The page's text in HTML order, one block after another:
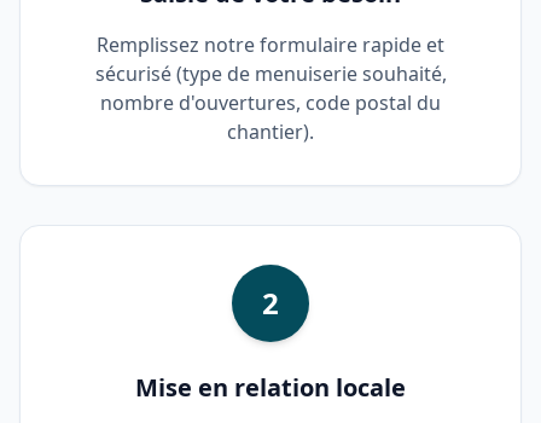
Remplissez notre formulaire rapide et
sécurisé (type de menuiserie souhaité,
nombre d'ouvertures, code postal du
chantier).
2
Mise en relation locale